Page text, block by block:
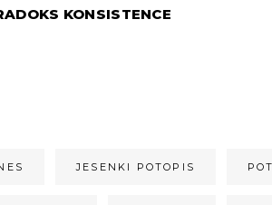
KONSISTENCE
JESENKI POTOPIS